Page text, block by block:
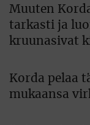
Muuten
tarkasti ja
kruunasivat
Korda pelaa
mukaansa